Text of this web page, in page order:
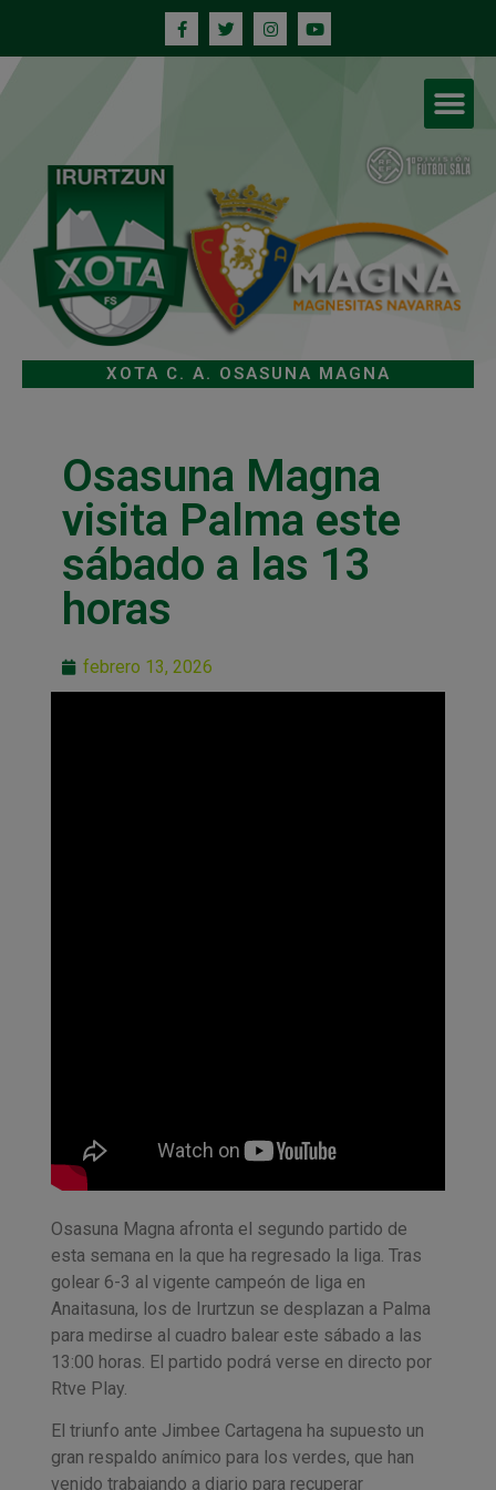
XOTA C. A. OSASUNA MAGNA
Osasuna Magna
visita Palma este
sábado a las 13
horas
febrero 13, 2026
Osasuna Magna afronta el segundo partido de
esta semana en la que ha regresado la liga. Tras
golear 6-3 al vigente campeón de liga en
Anaitasuna, los de Irurtzun se desplazan a Palma
para medirse al cuadro balear este sábado a las
13:00 horas. El partido podrá verse en directo por
Rtve Play.
El triunfo ante Jimbee Cartagena ha supuesto un
gran respaldo anímico para los verdes, que han
venido trabajando a diario para recuperar